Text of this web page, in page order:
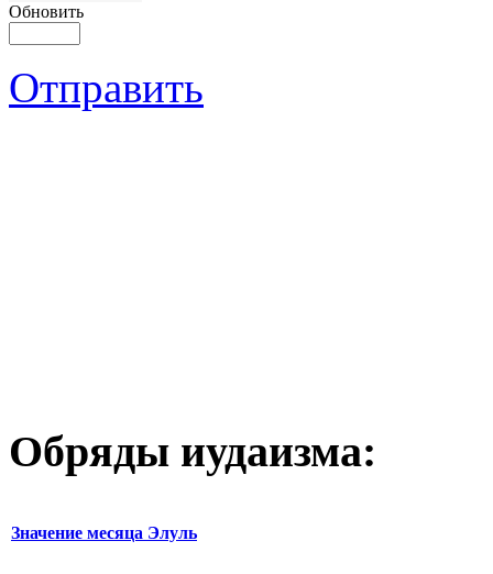
Обновить
Отправить
Обряды иудаизма:
Значение месяца Элуль